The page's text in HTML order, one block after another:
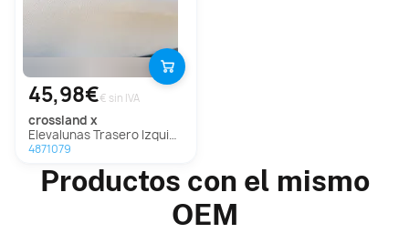
45,98€€ sin IVA
crossland x
Elevalunas Trasero Izquierdo Para Opel Crossland X
4871079
Productos con el mismo
OEM